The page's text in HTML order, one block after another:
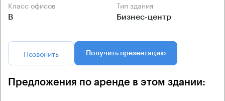
Класс офисов
B
Тип здания
Бизнес-центр
Позвонить Получить презентацию
Предложения по аренде в этом здании: